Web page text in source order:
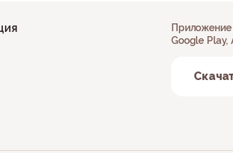
Приложение
Google Play,